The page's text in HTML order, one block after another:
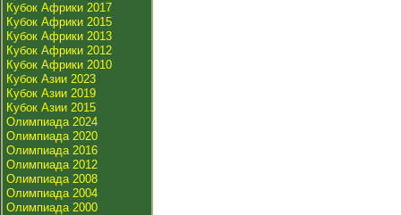
Кубок Африки 2017
Кубок Африки 2015
Кубок Африки 2013
Кубок Африки 2012
Кубок Африки 2010
Кубок Азии 2023
Кубок Азии 2019
Кубок Азии 2015
Олимпиада 2024
Олимпиада 2020
Олимпиада 2016
Олимпиада 2012
Олимпиада 2008
Олимпиада 2004
Олимпиада 2000